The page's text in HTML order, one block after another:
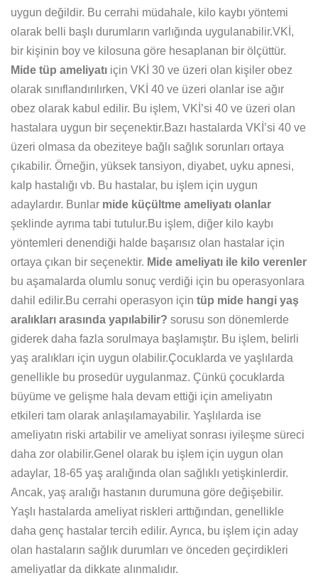
uygun değildir. Bu cerrahi müdahale, kilo kaybı yöntemi
olarak belli başlı durumların varlığında uygulanabilir.VKİ,
bir kişinin boy ve kilosuna göre hesaplanan bir ölçüttür.
Mide tüp ameliyatı için VKİ 30 ve üzeri olan kişiler obez
olarak sınıflandırılırken, VKİ 40 ve üzeri olanlar ise ağır
obez olarak kabul edilir. Bu işlem, VKİ’si 40 ve üzeri olan
hastalara uygun bir seçenektir.Bazı hastalarda VKİ’si 40 ve
üzeri olmasa da obeziteye bağlı sağlık sorunları ortaya
çıkabilir. Örneğin, yüksek tansiyon, diyabet, uyku apnesi,
kalp hastalığı vb. Bu hastalar, bu işlem için uygun
adaylardır. Bunlar mide küçültme ameliyatı olanlar
şeklinde ayrıma tabi tutulur.Bu işlem, diğer kilo kaybı
yöntemleri denendiği halde başarısız olan hastalar için
ortaya çıkan bir seçenektir. Mide ameliyatı ile kilo verenler
bu aşamalarda olumlu sonuç verdiği için bu operasyonlara
dahil edilir.Bu cerrahi operasyon için tüp mide hangi yaş
aralıkları arasında yapılabilir? sorusu son dönemlerde
giderek daha fazla sorulmaya başlamıştır. Bu işlem, belirli
yaş aralıkları için uygun olabilir.Çocuklarda ve yaşlılarda
genellikle bu prosedür uygulanmaz. Çünkü çocuklarda
büyüme ve gelişme hala devam ettiği için ameliyatın
etkileri tam olarak anlaşılamayabilir. Yaşlılarda ise
ameliyatın riski artabilir ve ameliyat sonrası iyileşme süreci
daha zor olabilir.Genel olarak bu işlem için uygun olan
adaylar, 18-65 yaş aralığında olan sağlıklı yetişkinlerdir.
Ancak, yaş aralığı hastanın durumuna göre değişebilir.
Yaşlı hastalarda ameliyat riskleri arttığından, genellikle
daha genç hastalar tercih edilir. Ayrıca, bu işlem için aday
olan hastaların sağlık durumları ve önceden geçirdikleri
ameliyatlar da dikkate alınmalıdır.